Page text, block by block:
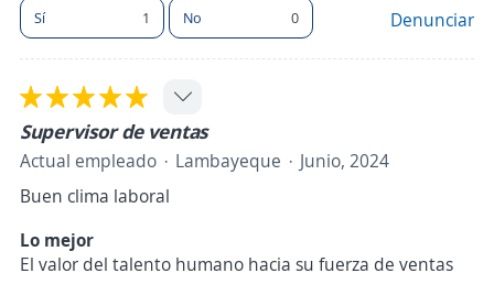
Sí 1 No 0 Denunciar
Supervisor de ventas
Actual empleado Lambayeque
Junio, 2024
Buen clima laboral
Lo mejor
El valor del talento humano hacia su fuerza de ventas